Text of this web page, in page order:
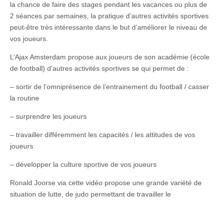
la chance de faire des stages pendant les vacances ou plus de
2 séances par semaines, la pratique d’autres activités sportives
peut-être très intéressante dans le but d’améliorer le niveau de
vos joueurs.
L’Ajax Amsterdam propose aux joueurs de son académie (école
de football) d’autres activités sportives se qui permet de :
– sortir de l’omniprésence de l’entrainement du football / casser
la routine
– surprendre les joueurs
– travailler différemment les capacités / les attitudes de vos
joueurs
– développer la culture sportive de vos joueurs
Ronald Joorse via cette vidéo propose une grande variété de
situation de lutte, de judo permettant de travailler le